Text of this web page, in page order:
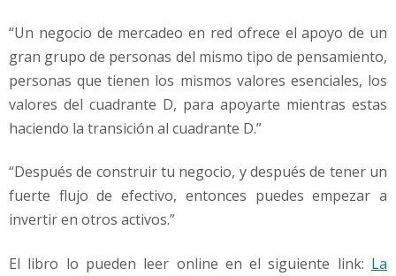
“Un negocio de mercadeo en red ofrece el apoyo de un
gran grupo de personas del mismo tipo de pensamiento,
personas que tienen los mismos valores esenciales, los
valores del cuadrante D, para apoyarte mientras estas
haciendo la transición al cuadrante D.”
“Después de construir tu negocio, y después de tener un
fuerte flujo de efectivo, entonces puedes empezar a
invertir en otros activos.”
El libro lo pueden leer online en el siguiente link: La